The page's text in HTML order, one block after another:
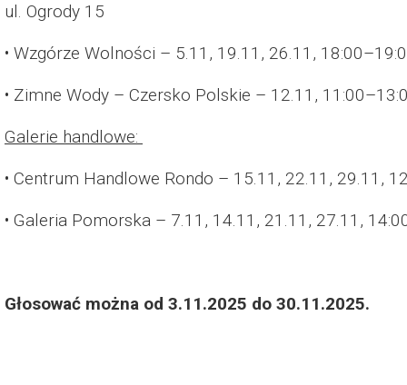
ul. Ogrody 15
• Wzgórze Wolności – 5.11, 19.11, 26.11,
• Zimne Wody – Czersko Polskie – 12.11,
Galerie handlowe:
• Centrum Handlowe Rondo – 15.11, 22.11, 29.11,
• Galeria Pomorska – 7.11, 14.11, 21.11, 27.11,
Głosować można od 3.11.2025 do 30.11.2025.